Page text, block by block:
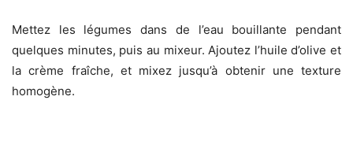
Mettez les légumes dans de l’eau bouillante pendant
quelques minutes, puis au mixeur. Ajoutez l’huile d’olive et
la crème fraîche, et mixez jusqu’à obtenir une texture
homogène.